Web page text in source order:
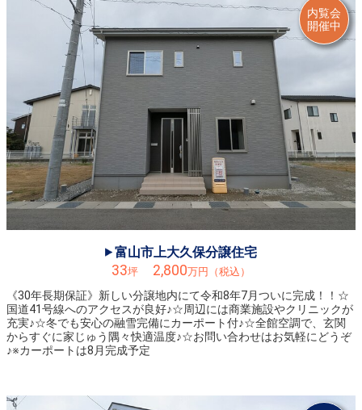
2023.11.06
◆富山市つばめ野モデルの価格が改定になりました。今がチャンス！お問合せはお気軽に♪
2023.10.27
2023.09.15
2023.07.15
◆富山市蓮町分譲住宅は御成約になりました。ありがとうございました！
2023.04.30
◆GW期間中も見学していただけます。ご予約、お問合せお気軽にどうぞ♪ ※5/3㊌は定休日です。
内覧会
開催中
富山市上大久保分譲住宅
33坪 2,800万円（税込）
《30年長期保証》新しい分譲地内にて令和8年7月ついに完成！！☆
国道41号線へのアクセスが良好♪☆周辺には商業施設やクリニックが
充実♪☆冬でも安心の融雪完備にカーポート付♪☆全館空調で、玄関
からすぐに家じゅう隅々快適温度♪☆お問い合わせはお気軽にどうぞ
♪※カーポートは8月完成予定